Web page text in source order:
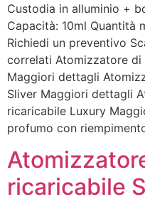
Custodia in alluminio +
Capacità: 10ml Quantità
Richiedi un preventivo
correlati Atomizzatore
Maggiori dettagli
Sliver Maggiori dettagli
ricaricabile Luxury
profumo con
ricaricabile